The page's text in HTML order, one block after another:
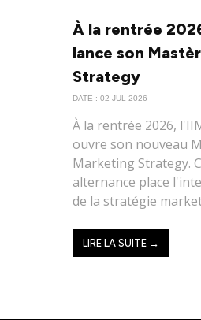
À la rentrée
lance son
Strategy
DATE : 02 JUL 2026
À la rentrée 2026,
ouvre son nouveau
Marketing Strategy.
alternance place
de la stratégie
LIRE LA SUITE →